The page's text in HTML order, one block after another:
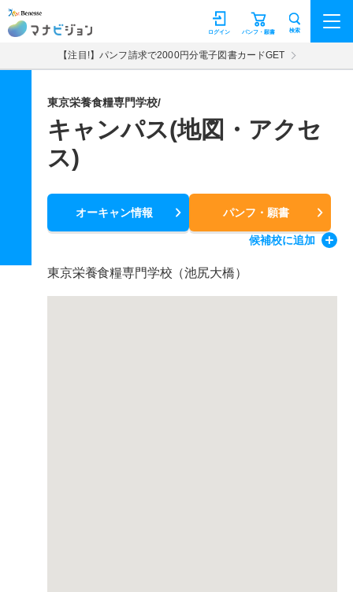
マナビジョン パンフ・願書
ログイン 検索
【注目!】パンフ請求で2000円分電子図書カードGET
東京栄養食糧専門学校/
キャンパス(地図・アクセ
ス)
オーキャン情報 パンフ・願書
候補校に追加
東京栄養食糧専門学校（池尻大橋）